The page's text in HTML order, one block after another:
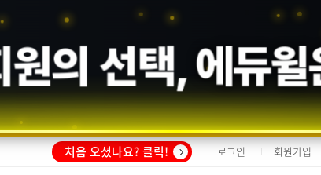
원의 선택,에듀윌
처음 오셨나요? 클릭! 로그인 회원가입